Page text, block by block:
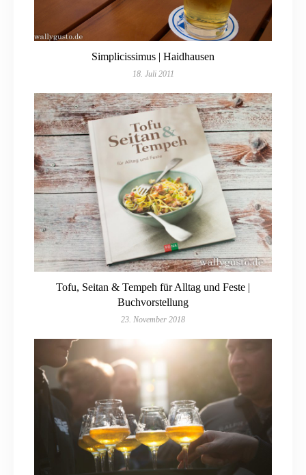
Simplicissimus | Haidhausen
18. Juli 2011
Tofu, Seitan & Tempeh für Alltag und Feste |
Buchvorstellung
23. November 2018